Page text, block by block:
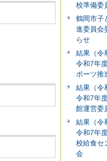
校準備委
鶴岡市子
進委員会
らせ
結果（令
令和7年
ポーツ推
結果（令
令和7年
館運営委
結果（令
令和7年
校給食セ
会